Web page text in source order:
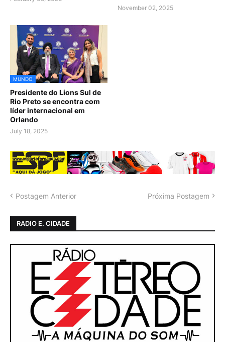
November 02, 2025
MUNDO
Presidente do Lions Sul de
Rio Preto se encontra com
líder internacional em
Orlando
July 18, 2025
Postagem Anterior Próxima Postagem
RADIO E. CIDADE